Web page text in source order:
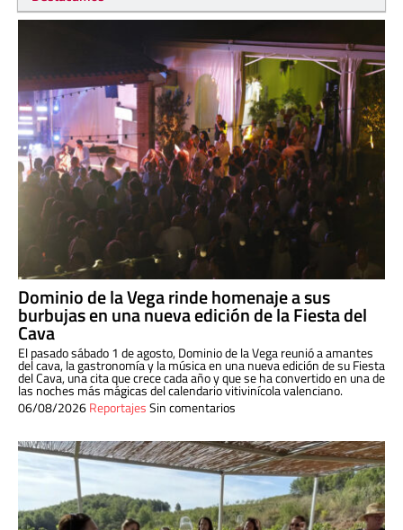
Dominio de la Vega rinde homenaje a sus
burbujas en una nueva edición de la Fiesta del
Cava
El pasado sábado 1 de agosto, Dominio de la Vega reunió a amantes
del cava, la gastronomía y la música en una nueva edición de su Fiesta
del Cava, una cita que crece cada año y que se ha convertido en una de
las noches más mágicas del calendario vitivinícola valenciano.
06/08/2026ReportajesSin comentarios